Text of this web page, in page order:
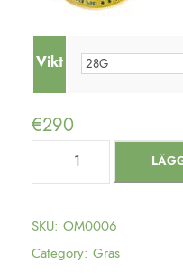
Vikt
€290
n
g
SKU: OM0006
Category: Gras